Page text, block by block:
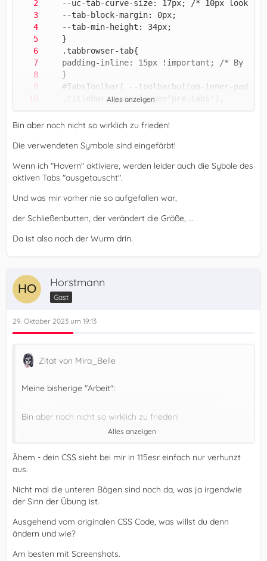
Alles anzeigen
Bin aber noch nicht so wirklich zu frieden!
Die verwendeten Symbole sind eingefärbt!
Wenn ich "Hovern" aktiviere, werden leider auch die Sybole des
aktiven Tabs "ausgetauscht".
Und was mir vorher nie so aufgefallen war,
der Schließenbutten, der verändert die Größe, ...
Da ist also noch der Wurm drin.
Horstmann
Gast
29. Oktober 2023 um 19:13
Zitat von Mira_Belle
Meine bisherige "Arbeit":
Bin aber noch nicht so wirklich zu frieden!
Wenn ich "Hovern" aktiviere, werden leider auch die Sybole
des aktiven Tabs "ausgetauscht".
Alles anzeigen
Ähem - dein CSS sieht bei mir in 115esr einfach nur verhunzt
aus.
Nicht mal die unteren Bögen sind noch da, was ja irgendwie
der Sinn der Übung ist.
Ausgehend vom originalen CSS Code, was willst du denn
ändern und wie?
Am besten mit Screenshots.